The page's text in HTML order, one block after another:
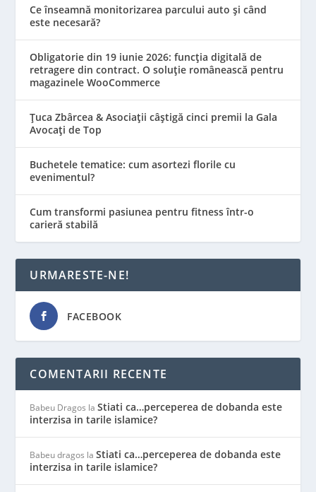
Ce înseamnă monitorizarea parcului auto și când
este necesară?
Obligatorie din 19 iunie 2026: funcția digitală de
retragere din contract. O soluție românească pentru
magazinele WooCommerce
Țuca Zbârcea & Asociații câștigă cinci premii la Gala
Avocați de Top
Buchetele tematice: cum asortezi florile cu
evenimentul?
Cum transformi pasiunea pentru fitness într-o
carieră stabilă
URMARESTE-NE!
FACEBOOK
COMENTARII RECENTE
Babeu Dragos laStiati ca…perceperea de dobanda este
interzisa in tarile islamice?
Babeu dragos laStiati ca…perceperea de dobanda este
interzisa in tarile islamice?